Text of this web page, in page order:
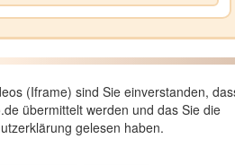
(Iframe) sind Sie einverstanden,
übermittelt werden und das Sie die
gelesen haben.